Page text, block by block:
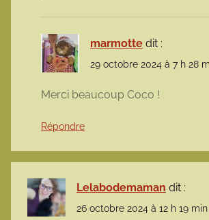
marmotte dit :
29 octobre 2024 à 7 h 28
Merci beaucoup Coco !
Répondre
Lelabodemaman dit :
26 octobre 2024 à 12 h 19 min